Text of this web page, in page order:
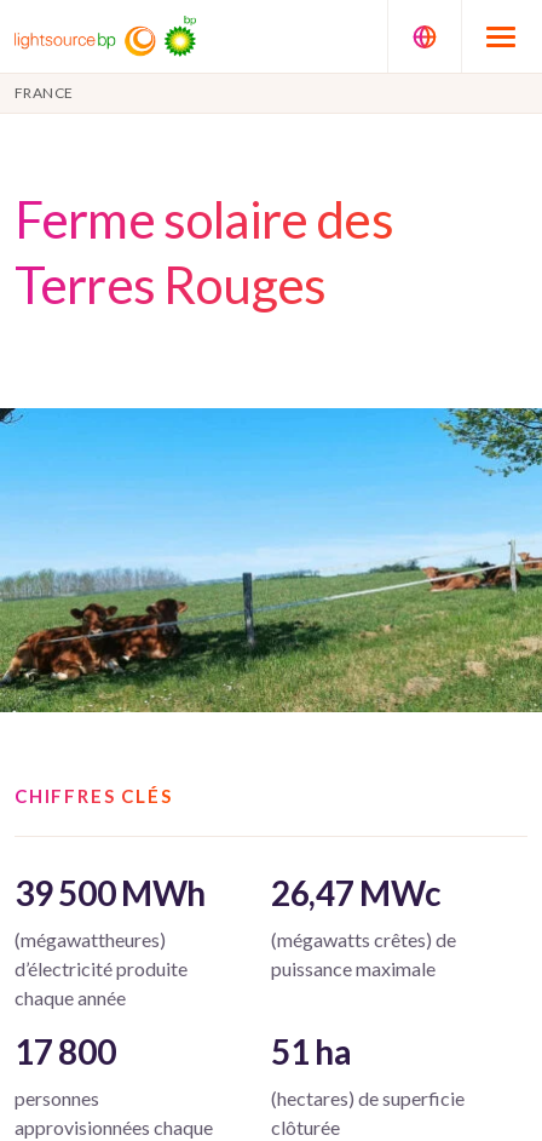
FRANCE
Ferme solaire des
Terres Rouges
CHIFFRES CLÉS
39 500 MWh
(mégawattheures)
d’électricité produite
chaque année
26,47 MWc
(mégawatts crêtes) de
puissance maximale
17 800
personnes
approvisionnées chaque
51 ha
(hectares) de superficie
clôturée